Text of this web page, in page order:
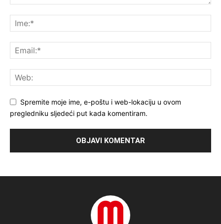
Spremite moje ime, e-poštu i web-lokaciju u ovom
pregledniku sljedeći put kada komentiram.